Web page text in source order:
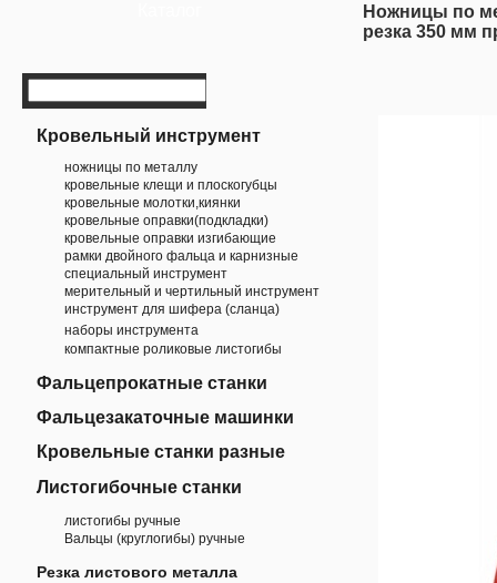
Кровельный инструмент
ножницы по металлу
кровельные клещи и плоскогубцы
кровельные молотки,киянки
кровельные оправки(подкладки)
кровельные оправки изгибающие
рамки двойного фальца и карнизные
специальный инструмент
мерительный и чертильный инструмент
инструмент для шифера (сланца)
наборы инструмента
компактные роликовые листогибы
Фальцепрокатные станки
Фальцезакаточные машинки
Кровельные станки разные
Листогибочные станки
листогибы ручные
Вальцы (круглогибы) ручные
Резка листового металла
Ножницы по
резка 350 мм